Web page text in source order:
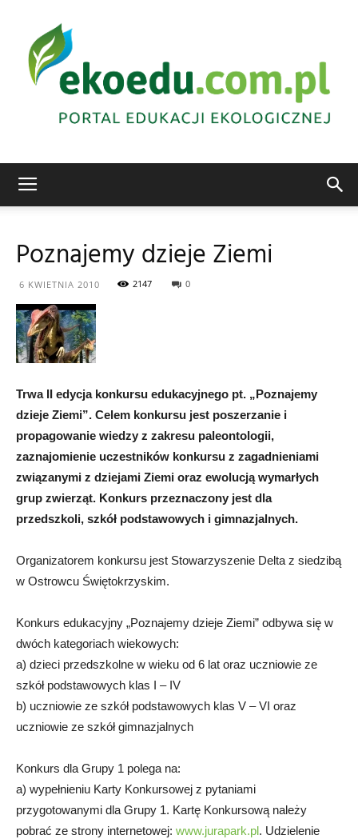
ekologiczna
Poznajemy dzieje Ziemi
6 KWIETNIA 2010 2147 0
Trwa II edycja konkursu edukacyjnego pt. „Poznajemy
dzieje Ziemi”. Celem konkursu jest poszerzanie i
propagowanie wiedzy z zakresu paleontologii,
zaznajomienie uczestników konkursu z zagadnieniami
związanymi z dziejami Ziemi oraz ewolucją wymarłych
grup zwierząt. Konkurs przeznaczony jest dla
przedszkoli, szkół podstawowych i gimnazjalnych.
Organizatorem konkursu jest Stowarzyszenie Delta z siedzibą
w Ostrowcu Świętokrzyskim.
Konkurs edukacyjny „Poznajemy dzieje Ziemi” odbywa się w
dwóch kategoriach wiekowych:
a) dzieci przedszkolne w wieku od 6 lat oraz uczniowie ze
szkół podstawowych klas I – IV
b) uczniowie ze szkół podstawowych klas V – VI oraz
uczniowie ze szkół gimnazjalnych
Konkurs dla Grupy 1 polega na:
a) wypełnieniu Karty Konkursowej z pytaniami
przygotowanymi dla Grupy 1. Kartę Konkursową należy
pobrać ze strony internetowej: www.jurapark.pl. Udzielenie